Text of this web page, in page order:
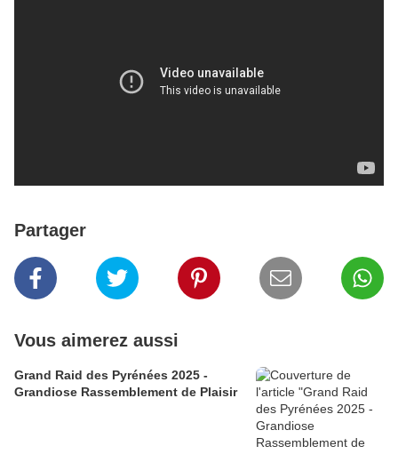
Partager
Vous aimerez aussi
Grand Raid des Pyrénées 2025 -
Grandiose Rassemblement de Plaisir